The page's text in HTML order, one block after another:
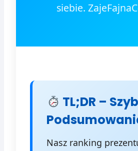
siebie.
TL;DR –
Nasz ranking